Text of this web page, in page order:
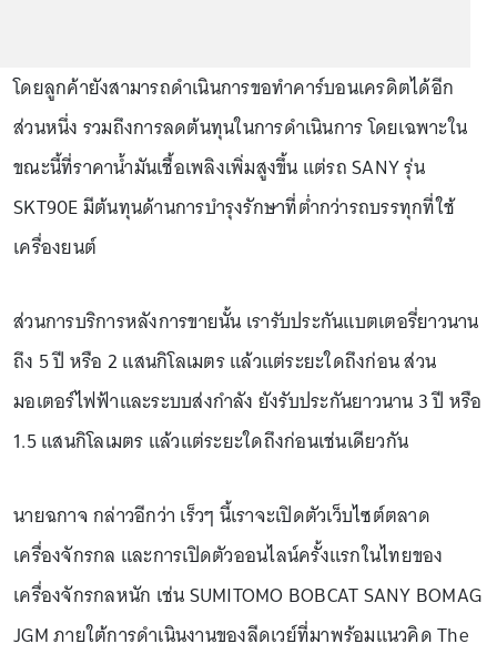
โดยลูกค้ายังสามารถดำเนินการขอทำคาร์บอนเครดิตได้อีก
ส่วนหนึ่ง รวมถึงการลดต้นทุนในการดำเนินการ โดยเฉพาะใน
ขณะนี้ที่ราคาน้ำมันเชื้อเพลิงเพิ่มสูงขึ้น แต่รถ SANY รุ่น
SKT90E มีต้นทุนด้านการบำรุงรักษาที่ต่ำกว่ารถบรรทุกที่ใช้
เครื่องยนต์
ส่วนการบริการหลังการขายนั้น เรารับประกันแบตเตอรี่ยาวนาน
ถึง 5 ปี หรือ 2 แสนกิโลเมตร แล้วแต่ระยะใดถึงก่อน ส่วน
มอเตอร์ไฟฟ้าและระบบส่งกำลัง ยังรับประกันยาวนาน 3 ปี หรือ
1.5 แสนกิโลเมตร แล้วแต่ระยะใดถึงก่อนเช่นเดียวกัน
นายฉกาจ กล่าวอีกว่า เร็วๆ นี้เราจะเปิดตัวเว็บไซต์ตลาด
เครื่องจักรกล และการเปิดตัวออนไลน์ครั้งแรกในไทยของ
เครื่องจักรกลหนัก เช่น SUMITOMO BOBCAT SANY BOMAG
JGM ภายใต้การดำเนินงานของลีดเวย์ที่มาพร้อมแนวคิด The